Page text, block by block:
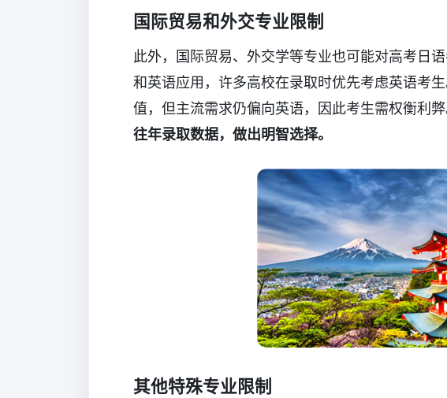
国际贸易和外交专业限制
此外，国际贸易、外交学等专业也可能对高考日
和英语应用，许多高校在录取时优先考虑英语考
值，但主流需求仍偏向英语，因此考生需权衡利弊
往年录取数据，做出明智选择。
其他特殊专业限制